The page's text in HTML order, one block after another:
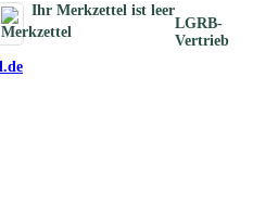
Ihr Merkzettel ist leer
LGRB-
Vertrieb